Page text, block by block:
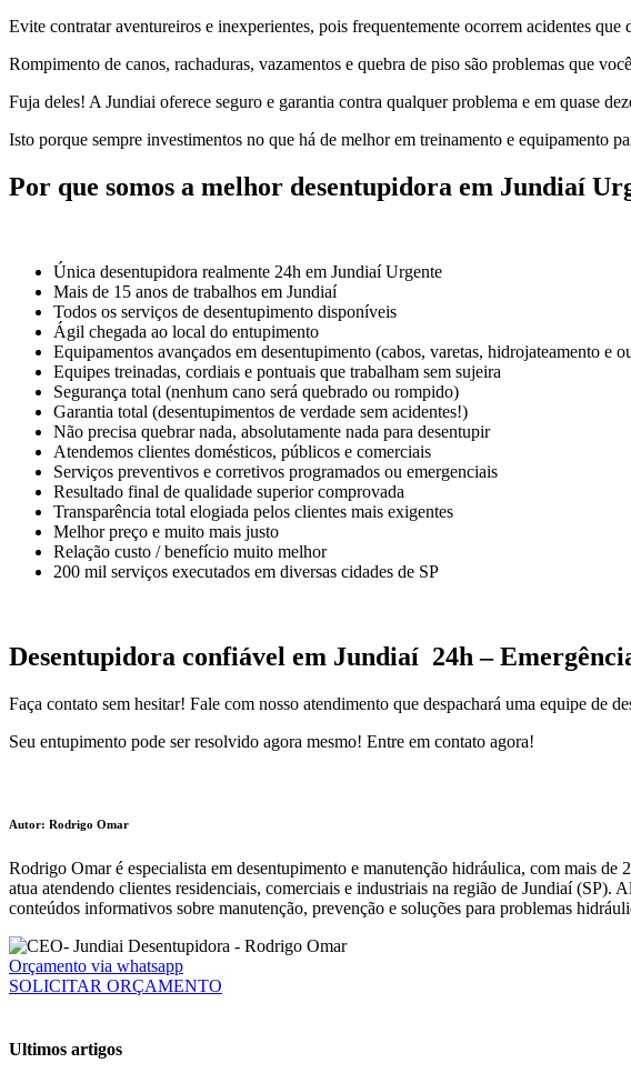
Evite contratar aventureiros e inexperientes, pois frequentemente ocorrem acidentes
Rompimento de canos, rachaduras, vazamentos e quebra de piso são problemas que
Fuja deles! A Jundiai oferece seguro e garantia contra qualquer problema e em quase
Isto porque sempre investimentos no que há de melhor em treinamento e equipamento
Por que somos a melhor desentupidora em Jundiaí
Única desentupidora realmente 24h em Jundiaí Urgente
Mais de 15 anos de trabalhos em Jundiaí
Todos os serviços de desentupimento disponíveis
Ágil chegada ao local do entupimento
Equipamentos avançados em desentupimento (cabos, varetas, hidrojateamento e
Equipes treinadas, cordiais e pontuais que trabalham sem sujeira
Segurança total (nenhum cano será quebrado ou rompido)
Garantia total (desentupimentos de verdade sem acidentes!)
Não precisa quebrar nada, absolutamente nada para desentupir
Atendemos clientes domésticos, públicos e comerciais
Serviços preventivos e corretivos programados ou emergenciais
Resultado final de qualidade superior comprovada
Transparência total elogiada pelos clientes mais exigentes
Melhor preço e muito mais justo
Relação custo / benefício muito melhor
200 mil serviços executados em diversas cidades de SP
Desentupidora confiável em Jundiaí 24h –
Faça contato sem hesitar! Fale com nosso atendimento que despachará uma equipe de
Seu entupimento pode ser resolvido agora mesmo! Entre em contato agora!
Autor: Rodrigo Omar
Rodrigo Omar é especialista em desentupimento e manutenção hidráulica, com mais
atua atendendo clientes residenciais, comerciais e industriais na região de Jundiaí
conteúdos informativos sobre manutenção, prevenção e soluções para problemas
Orçamento via whatsapp
SOLICITAR ORÇAMENTO
Ultimos artigos